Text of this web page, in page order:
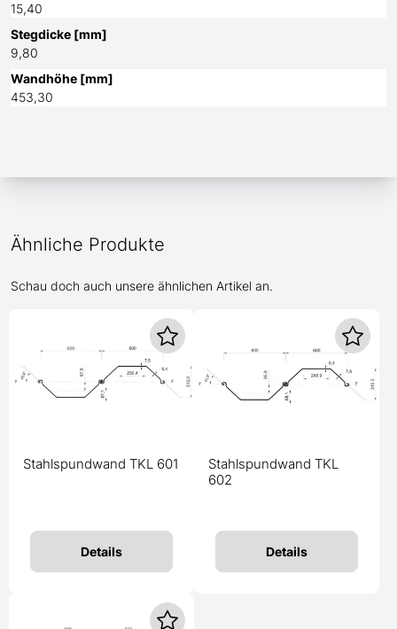
15,40
Stegdicke [mm]
9,80
Wandhöhe [mm]
453,30
Ähnliche Produkte
Schau doch auch unsere ähnlichen Artikel an.
Stahlspundwand TKL 601
Details
Stahlspundwand TKL
602
Details